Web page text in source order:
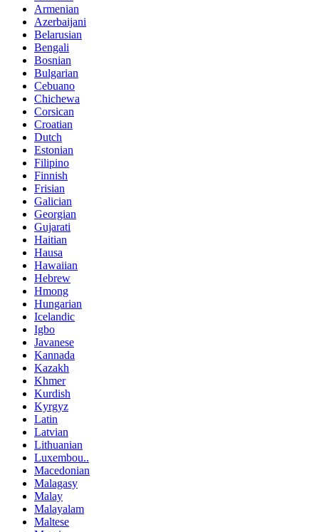
Armenian
Azerbaijani
Belarusian
Bengali
Bosnian
Bulgarian
Cebuano
Chichewa
Corsican
Croatian
Dutch
Estonian
Filipino
Finnish
Frisian
Galician
Georgian
Gujarati
Haitian
Hausa
Hawaiian
Hebrew
Hmong
Hungarian
Icelandic
Igbo
Javanese
Kannada
Kazakh
Khmer
Kurdish
Kyrgyz
Latin
Latvian
Lithuanian
Luxembou..
Macedonian
Malagasy
Malay
Malayalam
Maltese